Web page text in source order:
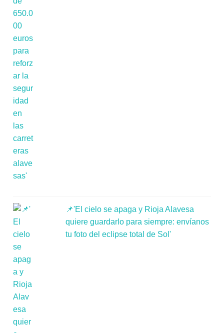
📌'El cielo se apaga y Rioja Alavesa
quiere guardarlo para siempre: envíanos
tu foto del eclipse total de Sol'